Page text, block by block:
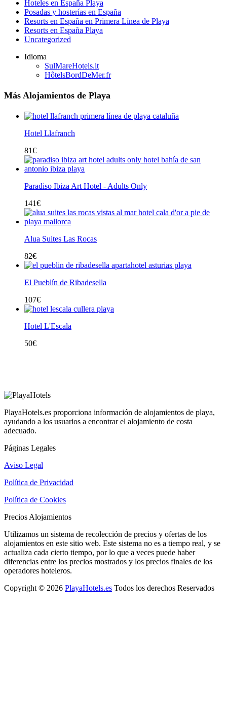
Hoteles en España Playa
Posadas y hosterías en España
Resorts en España en Primera Línea de Playa
Resorts en España Playa
Uncategorized
Idioma
SulMareHotels.it
HôtelsBordDeMer.fr
Más Alojamientos de Playa
Hotel Llafranch
81€
Paradiso Ibiza Art Hotel - Adults Only
141€
Alua Suites Las Rocas
82€
El Pueblín de Ribadesella
107€
Hotel L'Escala
50€
PlayaHotels.es proporciona información de alojamientos de playa,
ayudando a los usuarios a encontrar el alojamiento de costa
adecuado.
Páginas Legales
Aviso Legal
Política de Privacidad
Política de Cookies
Precios Alojamientos
Utilizamos un sistema de recolección de precios y ofertas de los
alojamientos en este sitio web. Este sistema no es a tiempo real, y se
actualiza cada cierto tiempo, por lo que a veces puede haber
diferencias entre los precios mostrados y los precios finales de los
operadores hoteleros.
Copyright © 2026 PlayaHotels.es Todos los derechos Reservados